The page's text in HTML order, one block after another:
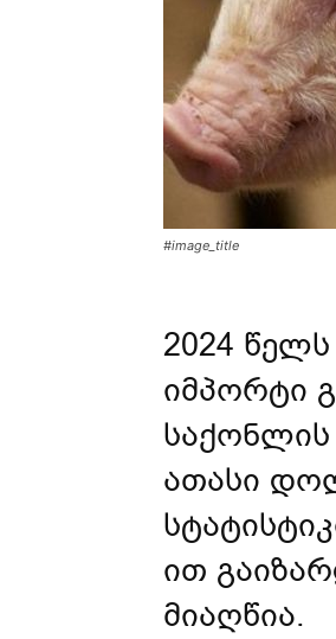
#image_title
2024
იმპორტი
საქონლის
ათასი
ით
მიაღწია.